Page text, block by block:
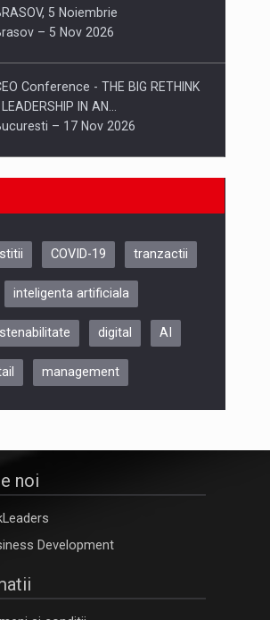
5 Noiembrie
– 5 Nov 2026
Conference - THE BIG RETHINK
IN AN…
– 17 Nov 2026
Inspired. Make it Happen!, CLUJ, 9
ARTEMIS LETO, ORADEA, 8
– 8 Oct 2026
COVID-19 tranzactii
inteligenta artificiala
digital AI
management
noi
Development